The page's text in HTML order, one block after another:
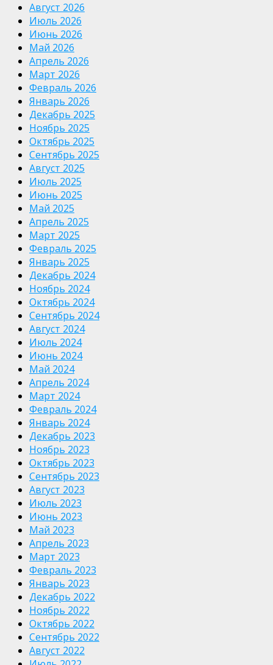
Август 2026
Июль 2026
Июнь 2026
Май 2026
Апрель 2026
Март 2026
Февраль 2026
Январь 2026
Декабрь 2025
Ноябрь 2025
Октябрь 2025
Сентябрь 2025
Август 2025
Июль 2025
Июнь 2025
Май 2025
Апрель 2025
Март 2025
Февраль 2025
Январь 2025
Декабрь 2024
Ноябрь 2024
Октябрь 2024
Сентябрь 2024
Август 2024
Июль 2024
Июнь 2024
Май 2024
Апрель 2024
Март 2024
Февраль 2024
Январь 2024
Декабрь 2023
Ноябрь 2023
Октябрь 2023
Сентябрь 2023
Август 2023
Июль 2023
Июнь 2023
Май 2023
Апрель 2023
Март 2023
Февраль 2023
Январь 2023
Декабрь 2022
Ноябрь 2022
Октябрь 2022
Сентябрь 2022
Август 2022